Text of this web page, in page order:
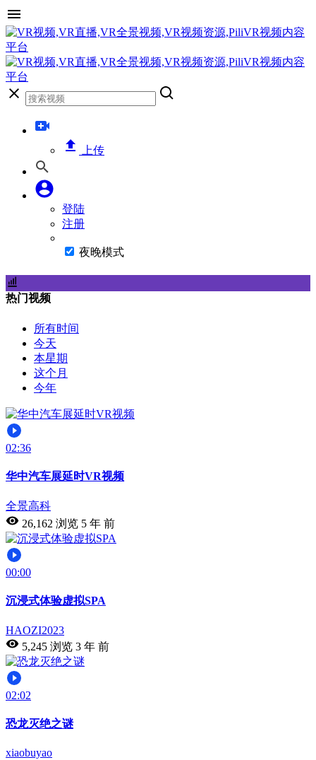
上传
登陆
注册
夜晚模式
热门视频
所有时间
今天
本星期
这个月
今年
02:36
华中汽车展延时VR视频
全景高科
26,162 浏览 5 年 前
00:00
沉浸式体验虚拟SPA
HAOZI2023
5,245 浏览 3 年 前
02:02
恐龙灭绝之谜
xiaobuyao